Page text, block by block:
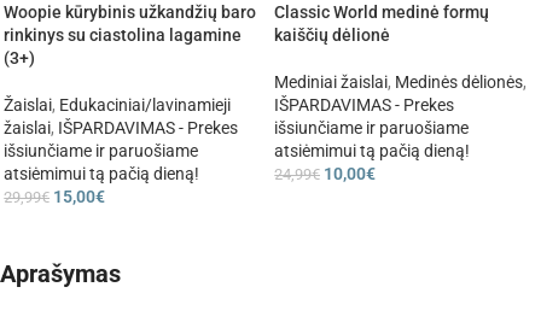
Woopie kūrybinis užkandžių baro
rinkinys su ciastolina lagamine
(3+)
Žaislai, Edukaciniai/lavinamieji
žaislai, IŠPARDAVIMAS - Prekes
išsiunčiame ir paruošiame
atsiėmimui tą pačią dieną!
29,99€ 15,00€
Classic World medinė formų
kaiščių dėlionė
Mediniai žaislai, Medinės dėlionės,
IŠPARDAVIMAS - Prekes
išsiunčiame ir paruošiame
atsiėmimui tą pačią dieną!
24,99€ 10,00€
Aprašymas